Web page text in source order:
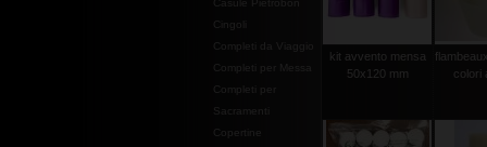
Casule Pietrobon
Cingoli
Completi da Viaggio
Completi per Messa
Completi per
Sacramenti
Copertine
kit avvento mensa
50x120 mm
colori